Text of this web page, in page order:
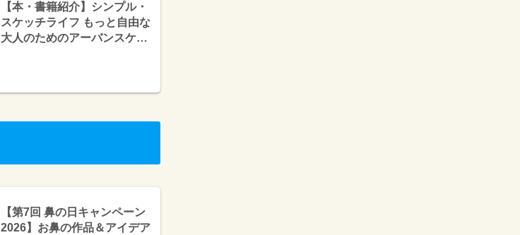
【本・書籍紹介】シンプル・
スケッチライフ もっと自由な
大人のためのアーバンスケッ
【第7回 鼻の日キャンペーン
2026】お鼻の作品＆アイデア